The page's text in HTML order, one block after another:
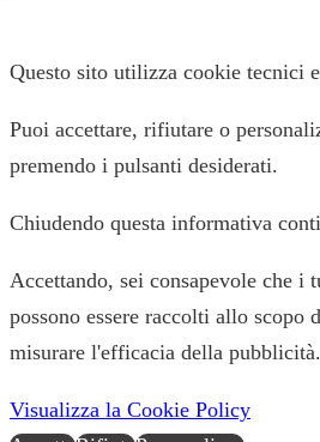
Questo sito utilizza cookie tecnici
Puoi accettare, rifiutare o
premendo i pulsanti desiderati.
Chiudendo questa informativa
Accettando, sei consapevole che i
possono essere raccolti allo scopo
misurare l'efficacia della pubblicità.
Visualizza la Cookie Policy